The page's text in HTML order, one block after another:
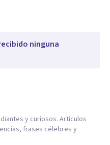
ninguna
y curiosos. Artículos
frases célebres y